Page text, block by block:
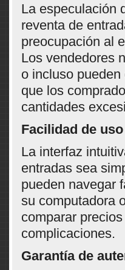
La especulación
reventa de
preocupación al
Los vendedores
o incluso
que los
cantidades
Facilidad de
La interfaz
entradas sea
pueden navegar
su computadora
comparar
complicaciones.
Garantía de